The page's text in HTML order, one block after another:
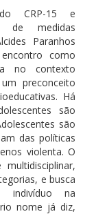
CRP-15 e
de medidas
Paranhos
como
no contexto
preconceito
Há
são
são
das políticas
violenta. O
e busca
indivíduo na
nome já diz,